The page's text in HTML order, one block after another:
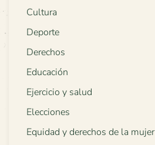
Cultura
Deporte
Derechos
Educación
Ejercicio y salud
Elecciones
Equidad y derechos de la mujer